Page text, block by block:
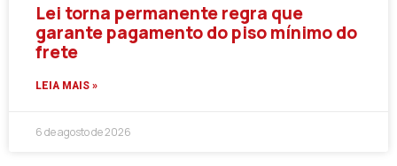
Lei torna permanente regra que
garante pagamento do piso mínimo do
frete
LEIA MAIS »
6 de agosto de 2026